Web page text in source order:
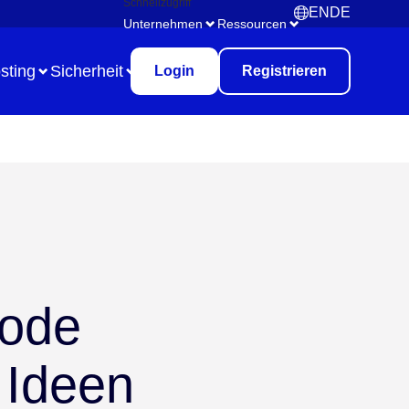
Unternehmen Ressourcen
EN
English
DE
Deutsch
Brainstorming
Meetings & Workshops
Sicherheit Login Registrieren